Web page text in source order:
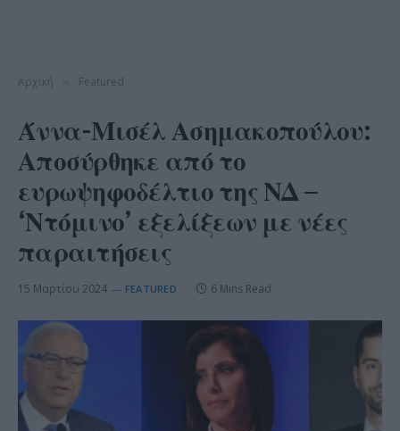
Αρχική Featured
Άννα-Μισέλ Ασημακοπούλου:
Αποσύρθηκε από το
ευρωψηφοδέλτιο της ΝΔ –
‘Ντόμινο’ εξελίξεων με νέες
παραιτήσεις
15 Μαρτίου 2024 FEATURED 6 Mins Read